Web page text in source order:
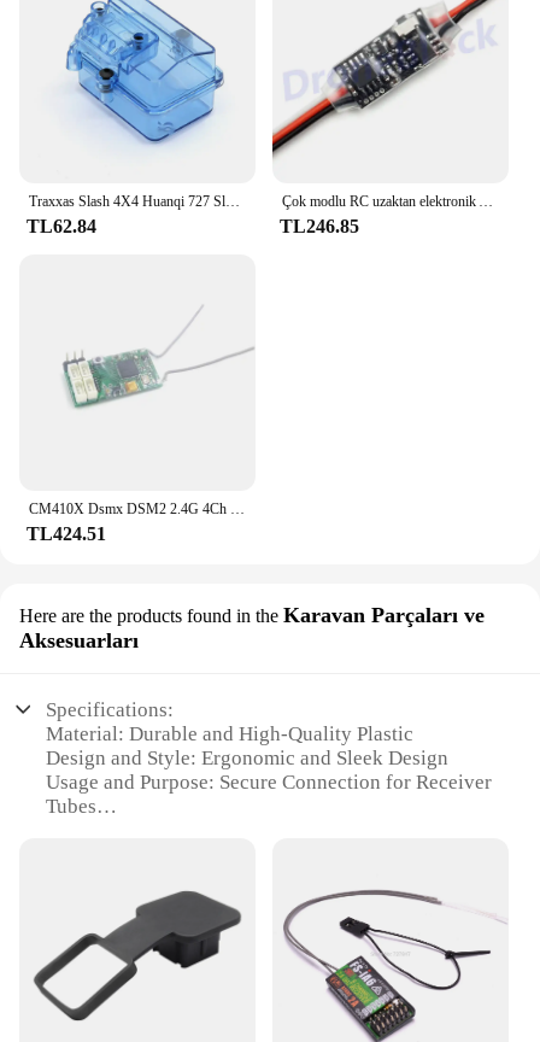
Traxxas Slash 4X4 Huanqi 727 Slash HPS için su geçirmez alıcı kutusu RC araba tekne bitki koruma Drone tarım FPV
TL62.84
Çok modlu RC uzaktan elektronik AUX kanal açma/kapama anahtarı araba PWM kontrollü anahtar alıcı kontrol modülü
TL246.85
CM410X Dsmx DSM2 2.4G 4Ch alıcı için RC Spektrum DX6I DX18 DX8 DX9 Remote 10 uzaktan kumanda REDCON Drone modeli DIY bölüm
TL424.51
Here are the products found in the Karavan Parçaları ve
Aksesuarları
Specifications:
Material: Durable and High-Quality Plastic
Design and Style: Ergonomic and Sleek Design
Usage and Purpose: Secure Connection for Receiver
Tubes
Installation
Applicable Scenario: Ideal for Karavan and Similar
Vehicles
Features:
**Robust Construction and Easy Installation**